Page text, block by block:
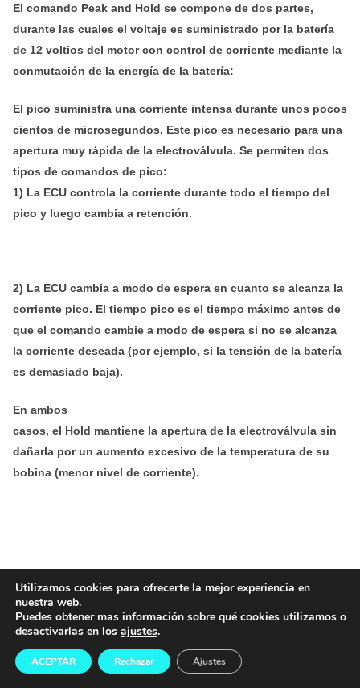
El comando Peak and Hold se compone de dos partes,
durante las cuales el voltaje es suministrado por la batería
de 12 voltios del motor con control de corriente mediante la
conmutación de la energía de la batería:
El pico suministra una corriente intensa durante unos pocos
cientos de microsegundos. Este pico es necesario para una
apertura muy rápida de la electroválvula. Se permiten dos
tipos de comandos de pico:
1) La ECU controla la corriente durante todo el tiempo del
pico y luego cambia a retención.
2) La ECU cambia a modo de espera en cuanto se alcanza la
corriente pico. El tiempo pico es el tiempo máximo antes de
que el comando cambie a modo de espera si no se alcanza
la corriente deseada (por ejemplo, si la tensión de la batería
es demasiado baja).
En ambos
casos, el Hold mantiene la apertura de la electroválvula sin
dañarla por un aumento excesivo de la temperatura de su
bobina (menor nivel de corriente).
CHALLENGER 4
Utilizamos cookies para ofrecerte la mejor experiencia en
nuestra web.
Puedes obtener mas información sobre qué cookies utilizamos o
desactivarlas en los ajustes.
ACEPTAR Rechazar Ajustes